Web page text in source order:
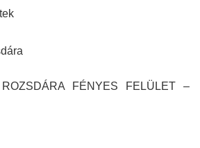
FÉNYES FELÜLET –